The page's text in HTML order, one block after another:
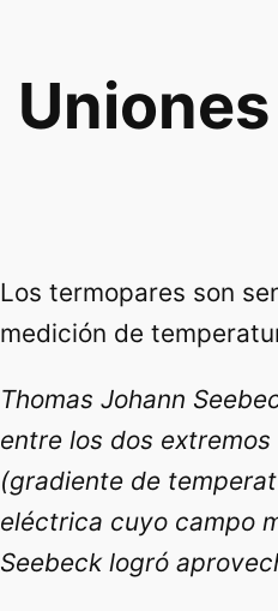
Los termopares son
medición de
Thomas Johann
entre los dos
(gradiente de
eléctrica cuyo campo
Seebeck logró